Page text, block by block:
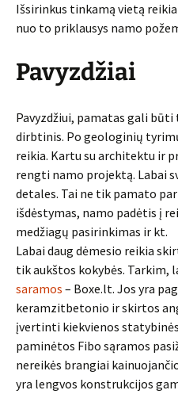
Išsirinkus tinkamą vietą
nuo to priklausys namo
Pavyzdžiai
Pavyzdžiui, pamatas gali
dirbtinis. Po geologinių
reikia. Kartu su architektu ir
rengti namo projektą. Labai
detales. Tai ne tik pamato
išdėstymas, namo padėtis į
medžiagų pasirinkimas ir kt.
Labai daug dėmesio reikia
tik aukštos kokybės. Tarkim,
saramos – Boxe.lt. Jos yra
keramzitbetonio ir skirtos
įvertinti kiekvienos statybinės
paminėtos Fibo sąramos
nereikės brangiai
yra lengvos konstrukcijos